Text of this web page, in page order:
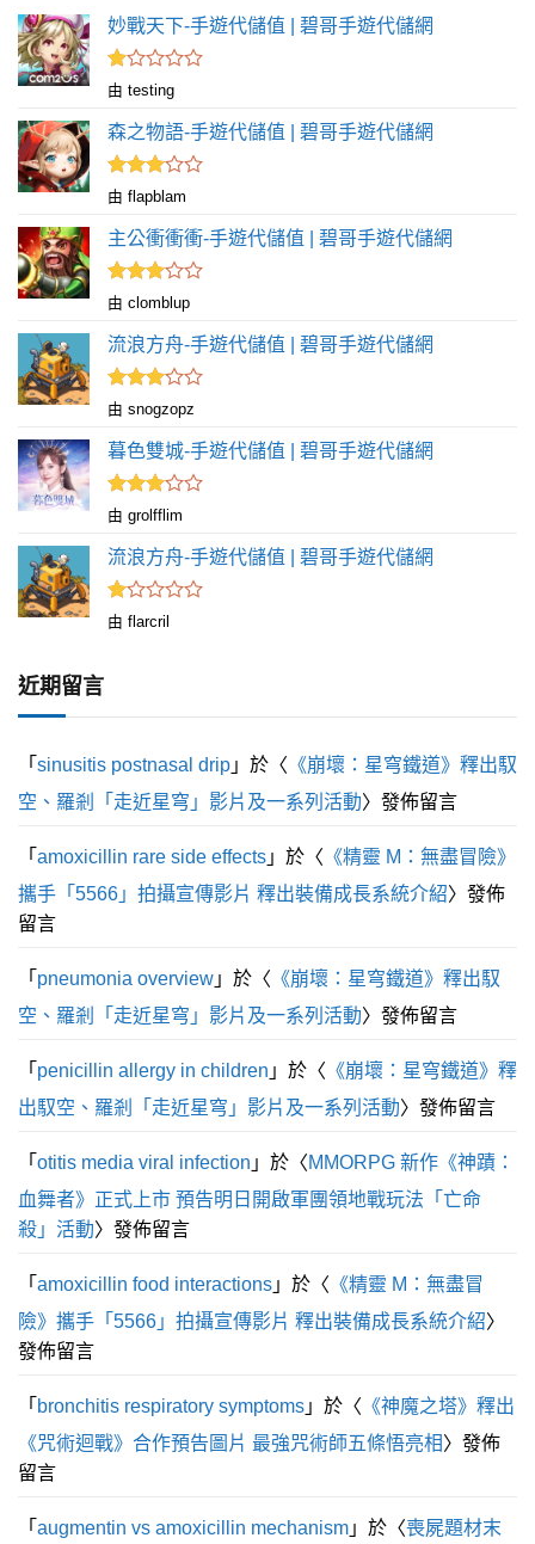
妙戰天下-手遊代儲值 | 碧哥手遊代儲網
評
1
滿
分
5
由 testing
森之物語-手遊代儲值 | 碧哥手遊代儲網
評分
滿
分 5
由 flapblam
主公衝衝衝-手遊代儲值 | 碧哥手遊代儲網
評分
分 5
由 clomblup
流浪方舟-手遊代儲值 | 碧哥手遊代儲網
評分
分 5
由 snogzopz
暮色雙城-手遊代儲值 | 碧哥手遊代儲網
評分
滿
分 5
由 grolfflim
流浪方舟-手遊代儲值 | 碧哥手遊代儲網
評
5
由 flarcril
近期留言
「 sinusitis postnasal drip 」於〈 《崩壞：星穹鐵道》釋出馭
空、羅剎「走近星穹」影片及一系列活動〉發佈留言
「 amoxicillin rare side effects 」於〈 《精靈 M：無盡冒險》
攜手「5566」拍攝宣傳影片 釋出裝備成長系統介紹〉發佈
留言
「 pneumonia overview 」於〈 《崩壞：星穹鐵道》釋出馭
空、羅剎「走近星穹」影片及一系列活動〉發佈留言
「 penicillin allergy in children 」於〈 《崩壞：星穹鐵道》釋
出馭空、羅剎「走近星穹」影片及一系列活動〉發佈留言
「 otitis media viral infection 」於〈MMORPG 新作《神蹟：
血舞者》正式上市 預告明日開啟軍團領地戰玩法「亡命
殺」活動〉發佈留言
「 amoxicillin food interactions 」於〈 《精靈 M：無盡冒
險》攜手「5566」拍攝宣傳影片 釋出裝備成長系統介紹〉
發佈留言
「 bronchitis respiratory symptoms 」於〈 《神魔之塔》釋出
《咒術迴戰》合作預告圖片 最強咒術師五條悟亮相〉發佈
留言
「 augmentin vs amoxicillin mechanism 」於〈喪屍題材末